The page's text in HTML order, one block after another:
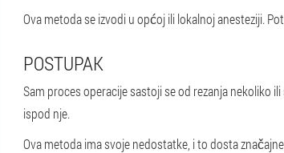
Ova metoda se izvodi u općoj ili lokalnoj anesteziji.
POSTUPAK
Sam proces operacije sastoji se od rezanja nekoliko
ispod nje.
Ova metoda ima svoje nedostatke, i to dosta